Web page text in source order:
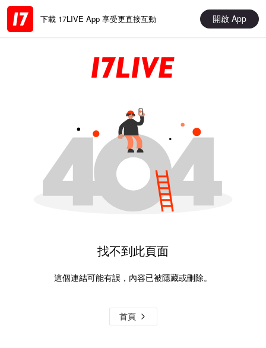
下載 17LIVE App 享受更直接互動 開啟 App
找不到此頁面
這個連結可能有誤，內容已被隱藏或刪除。
首頁